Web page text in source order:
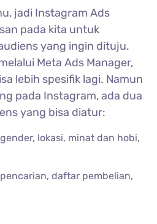
jadi Instagram Ads
pada kita untuk
yang ingin dituju.
Meta Ads Manager,
lebih spesifik lagi. Namun
pada Instagram, ada dua
yang bisa diatur:
lokasi, minat dan hobi,
daftar pembelian,